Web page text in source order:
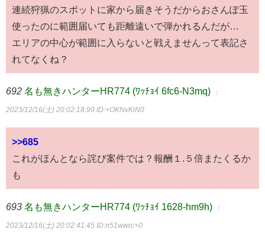
連続狩猟のスポットに家から届きそうだからおさんぽ玉
使ったのに範囲届いても距離遠いで弾かれるんだが…
エリアの中心が範囲に入らないと戦えませんって表記さ
れてなくね？
692 名も無きハンターHR774 (ﾜｯﾁｮｲ 6fc6-N3mq) ：
2023/12/16(土) 20:02:18.99 ID:+OKNvKiN0
>>685
これがほんとなら詫び案件では？報酬１.５倍またくるか
も
693 名も無きハンターHR774 (ﾜｯﾁｮｲ 1628-hm9h) ：
2023/12/16(土) 20:02:41.45 ID:n51wwrc+0